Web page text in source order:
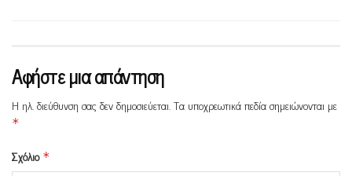
Αφήστε μια απάντηση
Η ηλ. διεύθυνση σας δεν δημοσιεύεται.Τα υποχρεωτικά πεδία σημειώνονται με
*
Σχόλιο *